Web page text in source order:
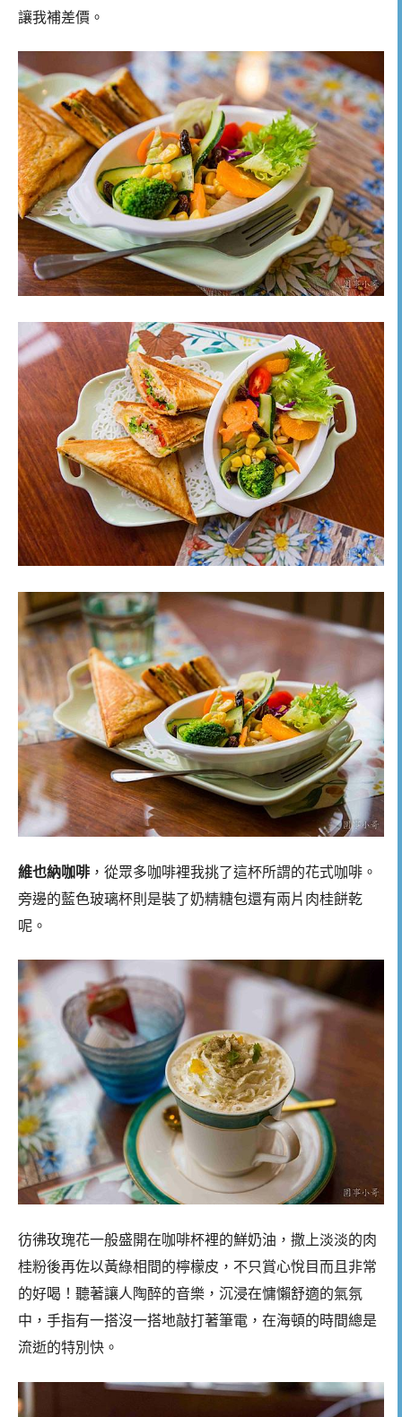
讓我補差價。
維也納咖啡 ，從眾多咖啡裡我挑了這杯所謂的花式咖啡。
旁邊的藍色玻璃杯則是裝了奶精糖包還有兩片肉桂餅乾
呢。
彷彿玫瑰花一般盛開在咖啡杯裡的鮮奶油，撒上淡淡的肉
桂粉後再佐以黃綠相間的檸檬皮，不只賞心悅目而且非常
的好喝！聽著讓人陶醉的音樂，沉浸在慵懶舒適的氣氛
中，手指有一搭沒一搭地敲打著筆電，在海頓的時間總是
流逝的特別快。